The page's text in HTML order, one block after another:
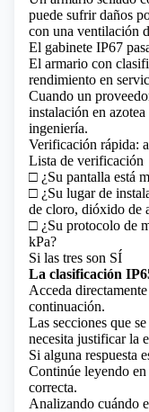
puede sufrir daños
con una ventilación
El gabinete IP67
El armario con
rendimiento en
Cuando un
instalación en
ingeniería.
Verificación rápida:
Lista de verificación
□ ¿Su pantalla está
□ ¿Su lugar de
de cloro, dióxido de
□ ¿Su protocolo de
kPa?
Si las tres son SÍ
La clasificación
Acceda
continuación.
Las secciones que
necesita justificar la
Si alguna respuesta
Continúe leyendo
correcta.
Analizando cuándo